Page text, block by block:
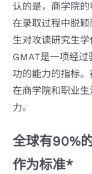
认的是，商学院
在录取过程中脱
生对攻读研究生学
GMAT是一项经
功的能力的指标
在商学院和职业
力。
全球有90%
作为标准*